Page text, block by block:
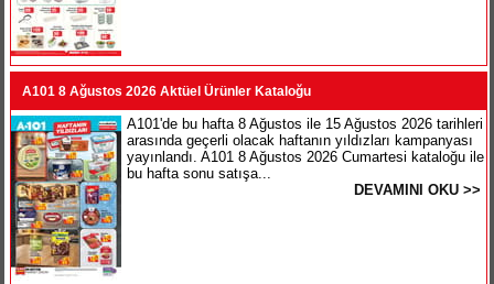
A101 8 Ağustos 2026 Aktüel Ürünler Kataloğu
A101'de bu hafta 8 Ağustos ile 15 Ağustos 2026 tarihleri
arasında geçerli olacak haftanın yıldızları kampanyası
yayınlandı. A101 8 Ağustos 2026 Cumartesi kataloğu ile
bu hafta sonu satışa...
DEVAMINI OKU >>